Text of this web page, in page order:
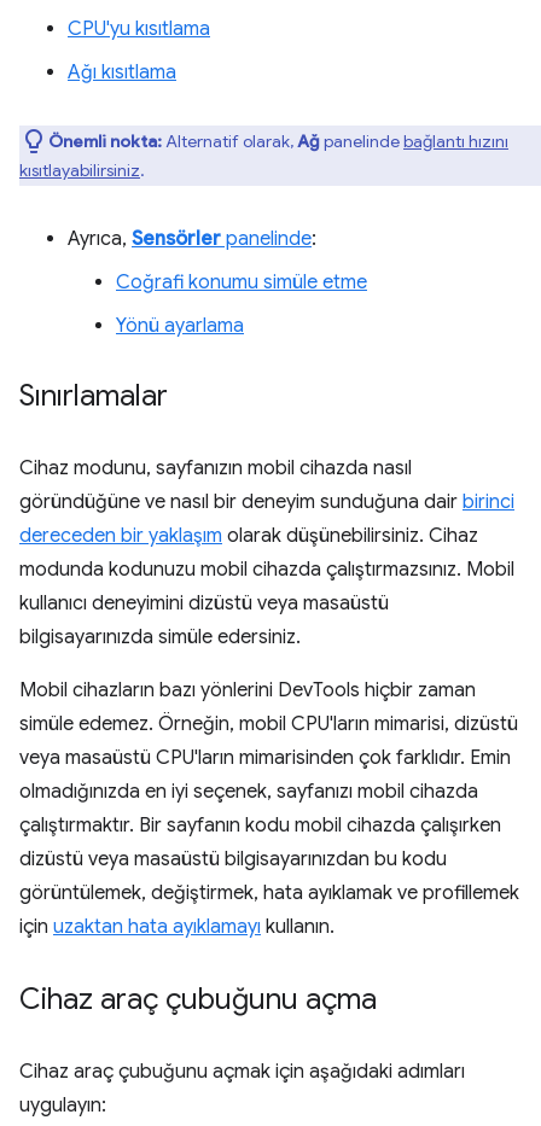
CPU'yu kısıtlama
Ağı kısıtlama
Önemli nokta:Alternatif olarak,Ağpanelindebağlantı hızını
kısıtlayabilirsiniz.
Ayrıca, Sensörler panelinde:
Coğrafi konumu simüle etme
Yönü ayarlama
Sınırlamalar
Cihaz modunu, sayfanızın mobil cihazda nasıl
göründüğüne ve nasıl bir deneyim sunduğuna dair birinci
dereceden bir yaklaşım olarak düşünebilirsiniz. Cihaz
modunda kodunuzu mobil cihazda çalıştırmazsınız. Mobil
kullanıcı deneyimini dizüstü veya masaüstü
bilgisayarınızda simüle edersiniz.
Mobil cihazların bazı yönlerini DevTools hiçbir zaman
simüle edemez. Örneğin, mobil CPU'ların mimarisi, dizüstü
veya masaüstü CPU'ların mimarisinden çok farklıdır. Emin
olmadığınızda en iyi seçenek, sayfanızı mobil cihazda
çalıştırmaktır. Bir sayfanın kodu mobil cihazda çalışırken
dizüstü veya masaüstü bilgisayarınızdan bu kodu
görüntülemek, değiştirmek, hata ayıklamak ve profillemek
için uzaktan hata ayıklamayı kullanın.
Cihaz araç çubuğunu açma
Cihaz araç çubuğunu açmak için aşağıdaki adımları
uygulayın: